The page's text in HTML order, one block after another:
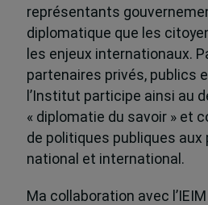
représentants
diplomatique que les
les enjeux internationaux.
partenaires privés, publics
l’Institut participe ainsi au
« diplomatie du savoir » et
de politiques publiques aux
national et international.
Ma collaboration avec